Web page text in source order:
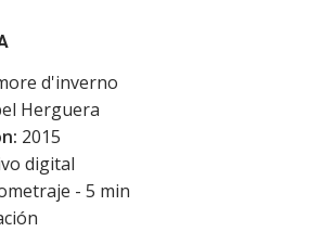
d'inverno
Herguera
2015
digital
- 5 min